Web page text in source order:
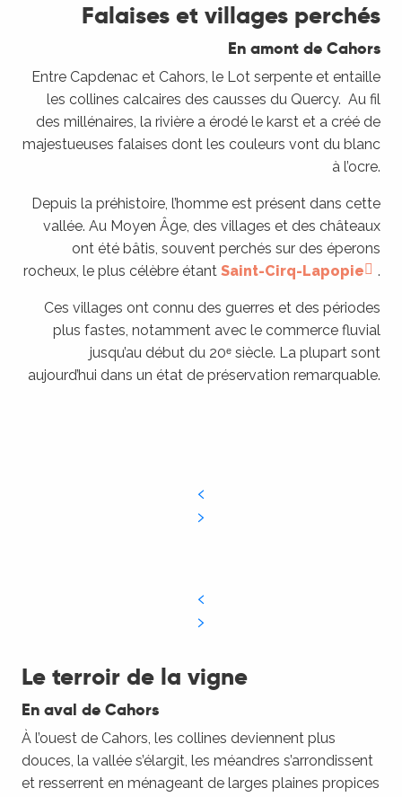
Falaises et villages perchés
En amont de Cahors
Entre Capdenac et Cahors, le Lot serpente et entaille
les collines calcaires des causses du Quercy. Au fil
des millénaires, la rivière a érodé le karst et a créé de
majestueuses falaises dont les couleurs vont du blanc
à l’ocre.
Depuis la préhistoire, l’homme est présent dans cette
vallée. Au Moyen Âge, des villages et des châteaux
ont été bâtis, souvent perchés sur des éperons
rocheux, le plus célèbre étant Saint-Cirq-Lapopie .
Ces villages ont connu des guerres et des périodes
plus fastes, notamment avec le commerce fluvial
jusqu’au début du 20ᵉ siècle. La plupart sont
aujourd’hui dans un état de préservation remarquable.
Le terroir de la vigne
En aval de Cahors
À l’ouest de Cahors, les collines deviennent plus
douces, la vallée s’élargit, les méandres s’arrondissent
et resserrent en ménageant de larges plaines propices